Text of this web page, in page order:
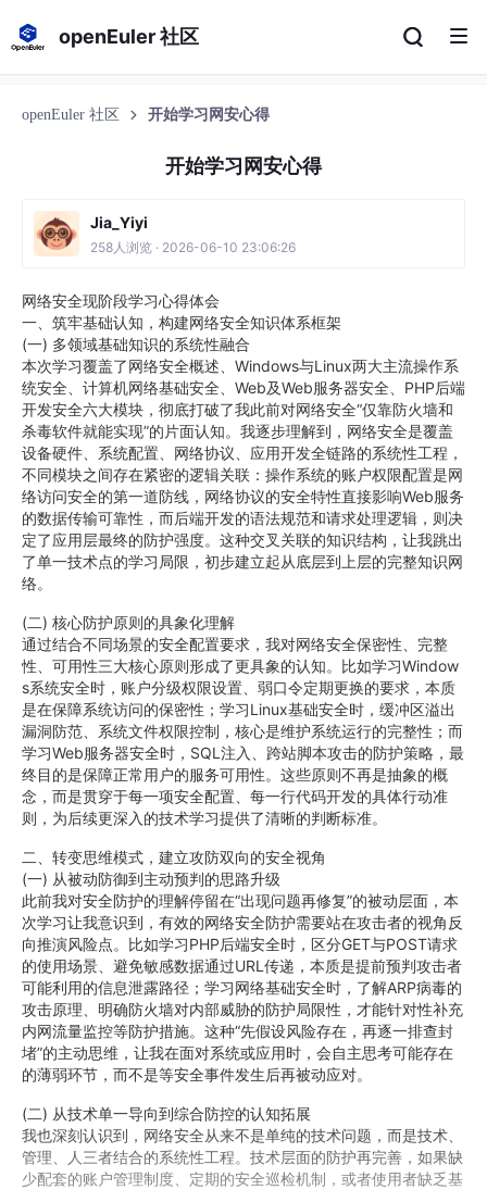
openEuler 社区
openEuler 社区 开始学习网安心得
开始学习网安心得
Jia_Yiyi
258人浏览 · 2026-06-10 23:06:26
网络安全现阶段学习心得体会
一、筑牢基础认知，构建网络安全知识体系框架
(一) 多领域基础知识的系统性融合
本次学习覆盖了网络安全概述、Windows与Linux两大主流操作系
统安全、计算机网络基础安全、Web及Web服务器安全、PHP后端
开发安全六大模块，彻底打破了我此前对网络安全“仅靠防火墙和
杀毒软件就能实现”的片面认知。我逐步理解到，网络安全是覆盖
设备硬件、系统配置、网络协议、应用开发全链路的系统性工程，
不同模块之间存在紧密的逻辑关联：操作系统的账户权限配置是网
络访问安全的第一道防线，网络协议的安全特性直接影响Web服务
的数据传输可靠性，而后端开发的语法规范和请求处理逻辑，则决
定了应用层最终的防护强度。这种交叉关联的知识结构，让我跳出
了单一技术点的学习局限，初步建立起从底层到上层的完整知识网
络。
(二) 核心防护原则的具象化理解
通过结合不同场景的安全配置要求，我对网络安全保密性、完整
性、可用性三大核心原则形成了更具象的认知。比如学习Window
s系统安全时，账户分级权限设置、弱口令定期更换的要求，本质
是在保障系统访问的保密性；学习Linux基础安全时，缓冲区溢出
漏洞防范、系统文件权限控制，核心是维护系统运行的完整性；而
学习Web服务器安全时，SQL注入、跨站脚本攻击的防护策略，最
终目的是保障正常用户的服务可用性。这些原则不再是抽象的概
念，而是贯穿于每一项安全配置、每一行代码开发的具体行动准
则，为后续更深入的技术学习提供了清晰的判断标准。
二、转变思维模式，建立攻防双向的安全视角
(一) 从被动防御到主动预判的思路升级
此前我对安全防护的理解停留在“出现问题再修复”的被动层面，本
次学习让我意识到，有效的网络安全防护需要站在攻击者的视角反
向推演风险点。比如学习PHP后端安全时，区分GET与POST请求
的使用场景、避免敏感数据通过URL传递，本质是提前预判攻击者
可能利用的信息泄露路径；学习网络基础安全时，了解ARP病毒的
攻击原理、明确防火墙对内部威胁的防护局限性，才能针对性补充
内网流量监控等防护措施。这种“先假设风险存在，再逐一排查封
堵”的主动思维，让我在面对系统或应用时，会自主思考可能存在
的薄弱环节，而不是等安全事件发生后再被动应对。
(二) 从技术单一导向到综合防控的认知拓展
我也深刻认识到，网络安全从来不是单纯的技术问题，而是技术、
管理、人三者结合的系统性工程。技术层面的防护再完善，如果缺
少配套的账户管理制度、定期的安全巡检机制，或者使用者缺乏基